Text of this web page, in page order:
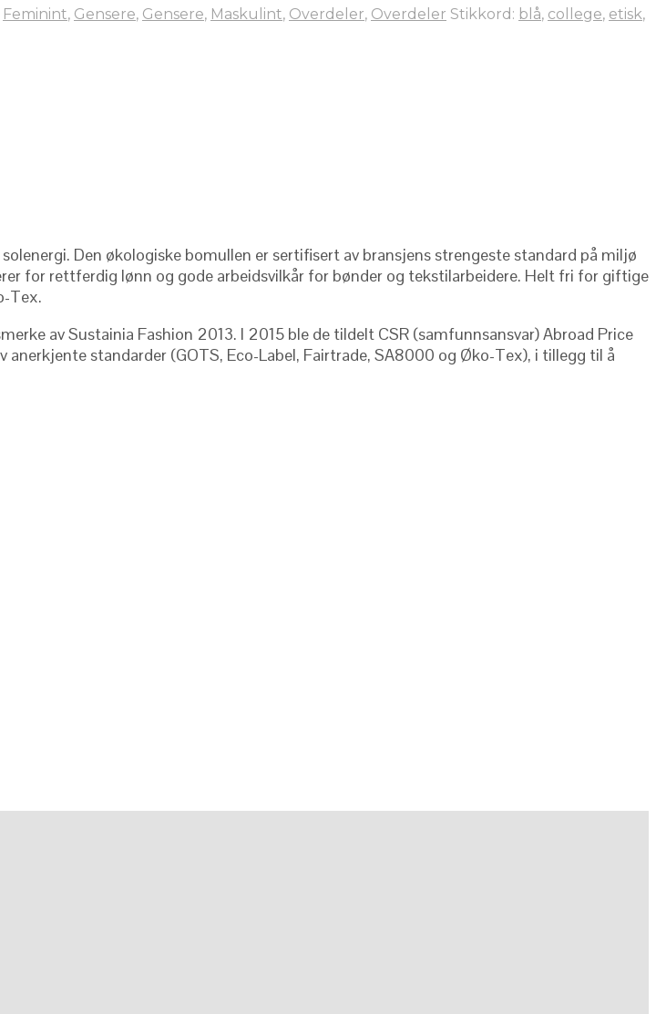
Feminint, Gensere, Gensere, Maskulint, Overdeler, Overdeler Stikkord: blå, college, etisk,
Den økologiske bomullen er sertifisert av bransjens strengeste standard på miljø
for rettferdig lønn og gode arbeidsvilkår for bønder og tekstilarbeidere. Helt fri for giftige
Tex.
av Sustainia Fashion 2013. I 2015 ble de tildelt CSR (samfunnsansvar) Abroad Price
standarder (GOTS, Eco-Label, Fairtrade, SA8000 og Øko-Tex), i tillegg til å